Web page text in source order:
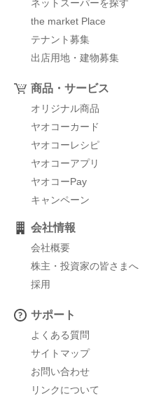
ネットスーパーを探す
the market Place
テナント募集
出店用地・建物募集
商品・サービス
オリジナル商品
ヤオコーカード
ヤオコーレシピ
ヤオコーアプリ
ヤオコーPay
キャンペーン
会社情報
会社概要
株主・投資家の皆さまへ
採用
サポート
よくある質問
サイトマップ
お問い合わせ
リンクについて